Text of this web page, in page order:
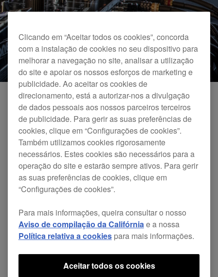
6 canais
Selecione a sua configuração ideal e ligue tudo desde
CDJs, gira-discos a samplers, sintetizadores e caixas de
ritmos, etc. A configuração é fácil graças aos terminais
de entrada analógicos que se alinham com cada canal
no painel superior, de modo que saberá sempre onde
ligar os seus cabos quando está na cabina.
Clicando em “Aceitar todos os cookies”, concorda
com a instalação de cookies no seu dispositivo para
melhorar a navegação no site, analisar a utilização
do site e apoiar os nossos esforços de marketing e
publicidade. Ao aceitar os cookies de
direcionamento, está a autorizar-nos a divulgação
de dados pessoais aos nossos parceiros terceiros
de publicidade. Para gerir as suas preferências de
cookies, clique em “Configurações de cookies”.
Também utilizamos cookies rigorosamente
necessários. Estes cookies são necessários para a
operação do site e estarão sempre ativos. Para gerir
as suas preferências de cookies, clique em
“Configurações de cookies”.
Para mais informações, queira consultar o nosso
Aviso de compilação da Califórniae a nossa
Política relativa a cookiespara mais informações.
Aceitar todos os cookies